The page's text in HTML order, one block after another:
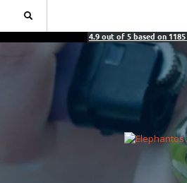
4.9 out of 5 based on 1185